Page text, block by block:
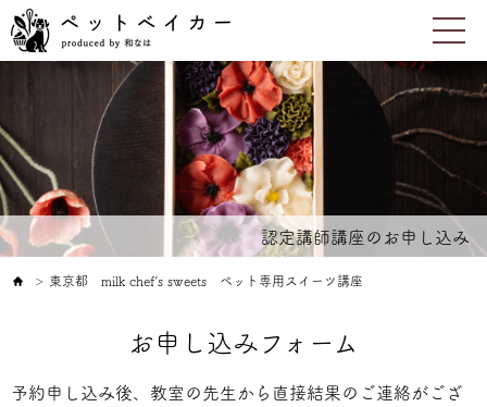
認定講師講座のお申し込み
＞ 東京都 milk chef’s sweets ペット専用スイーツ講座
お申し込みフォーム
予約申し込み後、教室の先生から直接結果のご連絡がござ